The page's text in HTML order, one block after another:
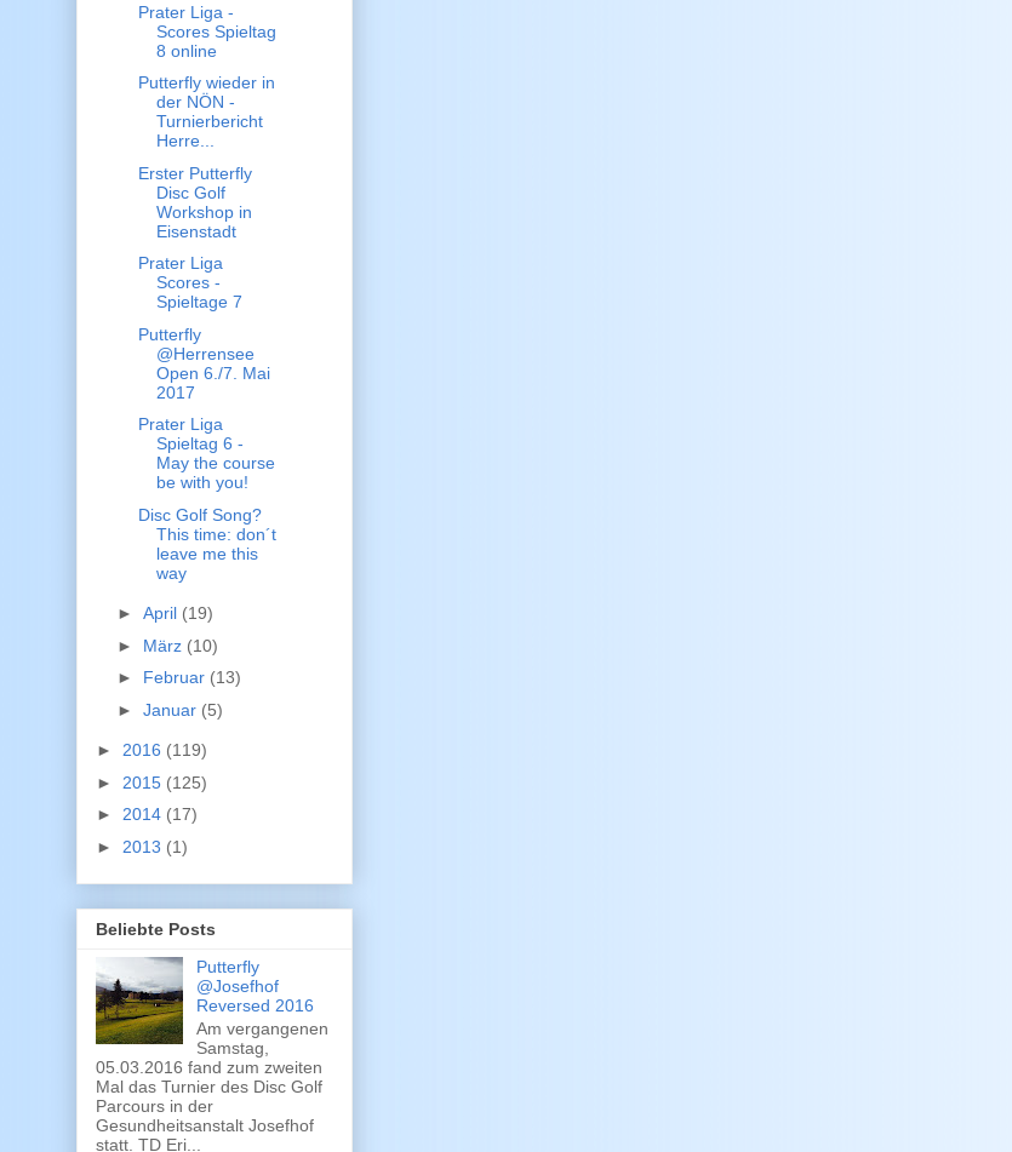
Prater Liga -
Scores Spieltag
8 online
Putterfly wieder in
der NÖN -
Turnierbericht
Herre...
Erster Putterfly
Disc Golf
Workshop in
Eisenstadt
Prater Liga
Scores -
Spieltage 7
Putterfly
@Herrensee
Open 6./7. Mai
2017
Prater Liga
Spieltag 6 -
May the course
be with you!
Disc Golf Song?
This time: don´t
leave me this
way
► April (19)
► März (10)
► Februar (13)
► Januar (5)
► 2016 (119)
► 2015 (125)
► 2014 (17)
► 2013 (1)
Beliebte Posts
Putterfly
@Josefhof
Reversed 2016
Am vergangenen
Samstag,
05.03.2016 fand zum zweiten
Mal das Turnier des Disc Golf
Parcours in der
Gesundheitsanstalt Josefhof
statt. TD Eri...